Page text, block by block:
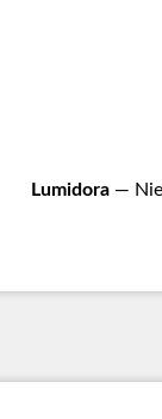
Lumidora —